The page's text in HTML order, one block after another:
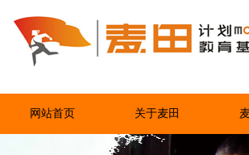
网站首页 关于麦田